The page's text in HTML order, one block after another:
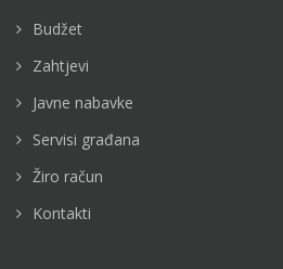
Budžet
Zahtjevi
Javne nabavke
Servisi građana
Žiro račun
Kontakti